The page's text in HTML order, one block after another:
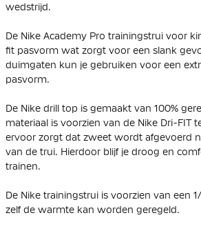
wedstrijd.
De Nike Academy Pro trainingstrui voor
fit pasvorm wat zorgt voor een slank
duimgaten kun je gebruiken voor een
pasvorm.
De Nike drill top is gemaakt van 100%
materiaal is voorzien van de Nike Dri-FIT
ervoor zorgt dat zweet wordt afgevoerd
van de trui. Hierdoor blijf je droog en
trainen.
De Nike trainingstrui is voorzien van een
zelf de warmte kan worden geregeld.